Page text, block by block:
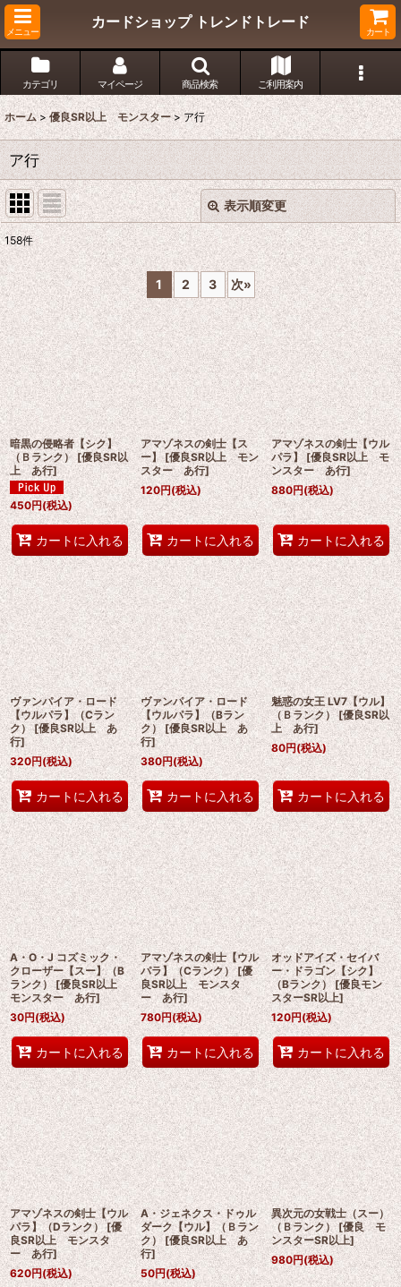
メニュー
カードショップ トレンドトレード
カート
カテゴリ マイページ 商品検索 ご利用案内
ホーム > 優良SR以上 モンスター > ア行
ア行
表示順変更
表示数:
在庫あり
並び順:
絞り込む
閉じる
158件
1 2 3 次»
暗黒の侵略者【シク】
（Ｂランク） [優良SR以
上 あ行]
450円(税込)
カートに入れる
アマゾネスの剣士【ス
ー】 [優良SR以上 モン
スター あ行]
120円(税込)
カートに入れる
アマゾネスの剣士【ウル
パラ】 [優良SR以上 モ
ンスター あ行]
880円(税込)
カートに入れる
ヴァンパイア・ロード
【ウルパラ】（Cラン
ク） [優良SR以上 あ
行]
320円(税込)
カートに入れる
ヴァンパイア・ロード
【ウルパラ】（Bラン
ク） [優良SR以上 あ
行]
380円(税込)
カートに入れる
魅惑の女王 LV7【ウル】
（Ｂランク） [優良SR以
上 あ行]
80円(税込)
カートに入れる
A・O・J コズミック・
クローザー【スー】（B
ランク） [優良SR以上
モンスター あ行]
30円(税込)
カートに入れる
アマゾネスの剣士【ウル
パラ】（Cランク） [優
良SR以上 モンスタ
ー あ行]
780円(税込)
カートに入れる
オッドアイズ・セイバ
ー・ドラゴン【シク】
（Bランク） [優良モン
スターSR以上]
120円(税込)
カートに入れる
アマゾネスの剣士【ウル
パラ】（Dランク） [優
良SR以上 モンスタ
ー あ行]
620円(税込)
A・ジェネクス・ドゥル
ダーク【ウル】（Ｂラン
ク） [優良SR以上 あ
行]
50円(税込)
異次元の女戦士（スー）
（Ｂランク） [優良 モ
ンスターSR以上]
980円(税込)